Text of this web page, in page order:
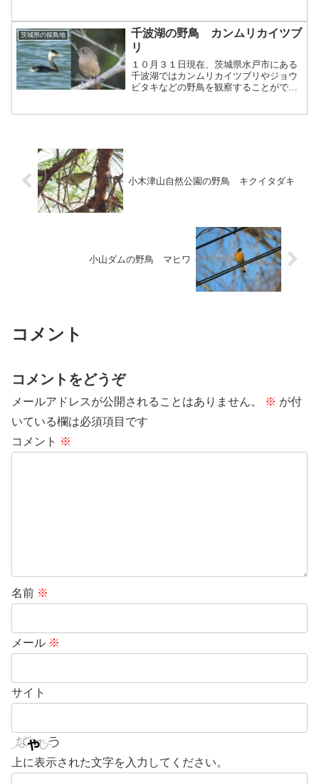
茨城県の探鳥地
千波湖の野鳥 カンムリカイツブ
リ
１０月３１日現在、茨城県水戸市にある
千波湖ではカンムリカイツブリやジョウ
ビタキなどの野鳥を観察することができ
小木津山自然公園の野鳥 キクイタダキ
小山ダムの野鳥 マヒワ
コメント
コメントをどうぞ
メールアドレスが公開されることはありません。 ※ が付
いている欄は必須項目です
コメント ※
名前 ※
メール ※
サイト
上に表示された文字を入力してください。